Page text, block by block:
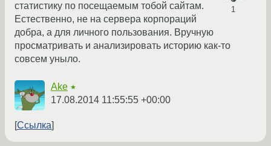
1
статистику по посещаемым тобой сайтам.
Естественно, не на сервера корпораций
добра, а для личного пользования. Вручную
просматривать и анализировать историю как-то
совсем уныло.
Ake ★
17.08.2014 11:55:55 +00:00
Ссылка